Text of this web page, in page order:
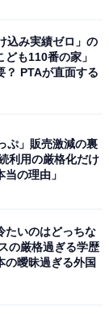
」や
す。
』では、
元殺し屋を熱
ションシー
いたから」
とは思ってい
女性／静岡
（50代女性／
込み実績ゼロ」の
も110番の家」
？ PTAが直面する
ぷ」販売激減の裏
利用の厳格化だけ
の理由」
たいのはどっちな
の厳格過ぎる学歴
の曖昧過ぎる外国